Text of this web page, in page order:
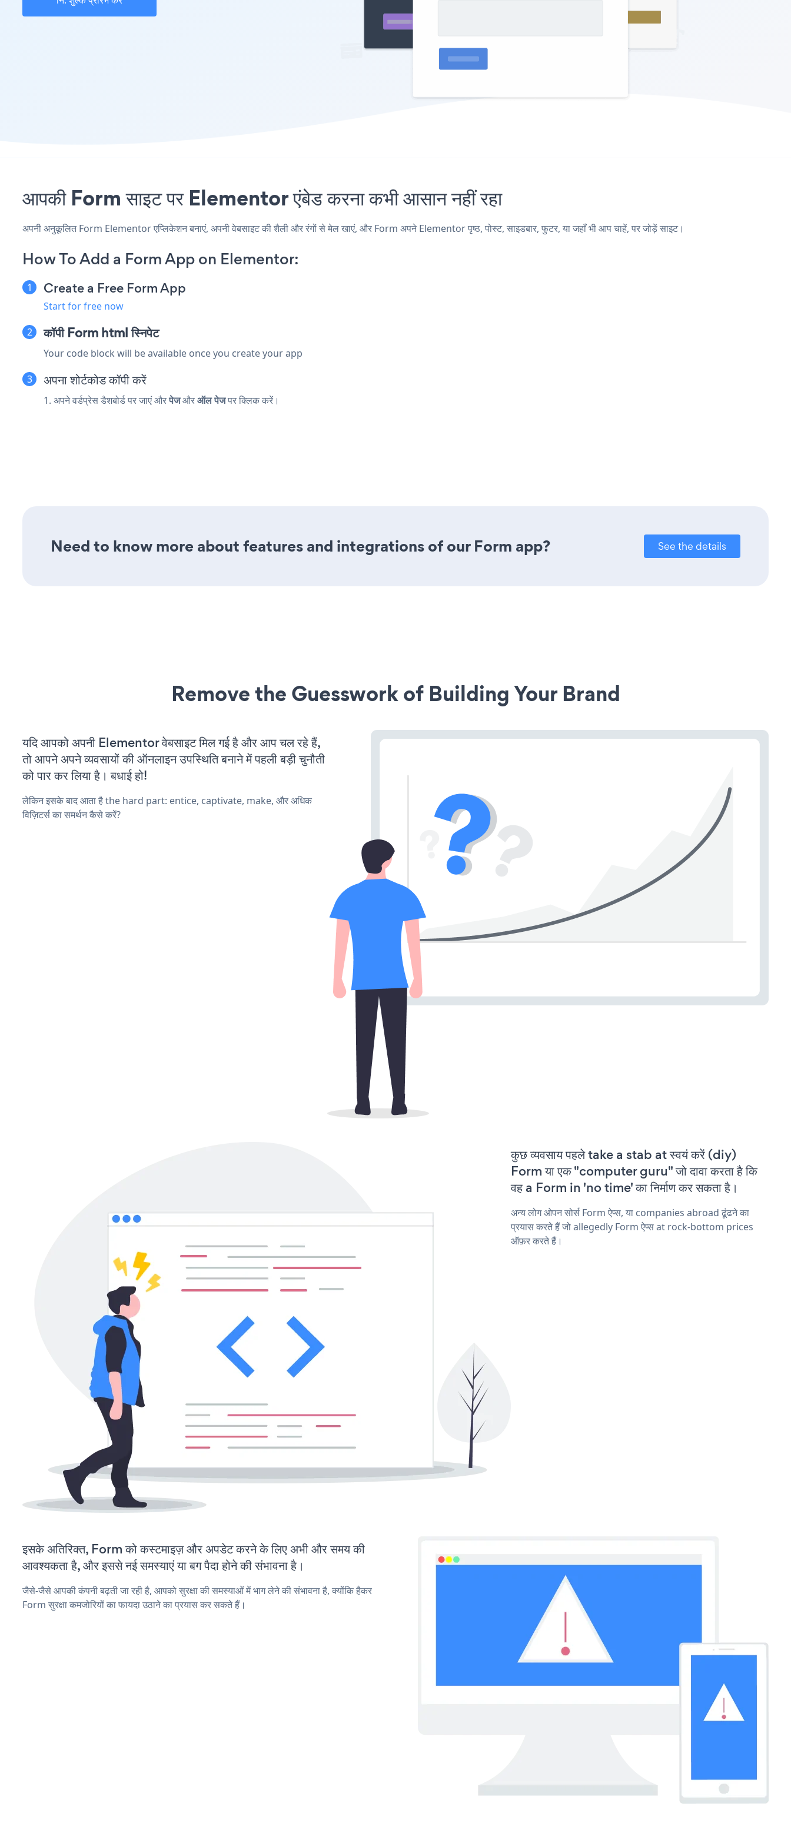
आपकी Form साइट पर Elementor एंबेड करना कभी आसान नहीं रहा
अपनी अनुकूलित Form Elementor एप्लिकेशन बनाएं, अपनी वेबसाइट की शैली और रंगों से मेल खाएं, और Form अपने Elementor पृष्ठ, पोस्ट, साइडबार, फुटर, या जहाँ भी आप चाहें, पर जोड़ें साइट।
How To Add a Form App on Elementor:
Create a Free Form App
Start for free now
कॉपी Form html स्निपेट
Your code block will be available once you create your app
अपना शोर्टकोड कॉपी करें
1. अपने वर्डप्रेस डैशबोर्ड पर जाएं औरपेजऔरऑल पेजपर क्लिक करें।
Need to know more about features and integrations of our Form app? See the details
Remove the Guesswork of Building Your Brand
यदि आपको अपनी Elementor वेबसाइट मिल गई है और आप चल रहे हैं,
तो आपने अपने व्यवसायों की ऑनलाइन उपस्थिति बनाने में पहली बड़ी चुनौती
को पार कर लिया है। बधाई हो!
लेकिन इसके बाद आता है the hard part: entice, captivate, make, और अधिक
विज़िटर्स का समर्थन कैसे करें?
कुछ व्यवसाय पहले take a stab at स्वयं करें (diy)
Form या एक "computer guru" जो दावा करता है कि
वह a Form in 'no time' का निर्माण कर सकता है।
अन्य लोग ओपन सोर्स Form ऐप्स, या companies abroad ढूंढने का
प्रयास करते हैं जो allegedly Form ऐप्स at rock-bottom prices
ऑफ़र करते हैं।
इसके अतिरिक्त, Form को कस्टमाइज़ और अपडेट करने के लिए अभी और समय की
आवश्यकता है, और इससे नई समस्याएं या बग पैदा होने की संभावना है।
जैसे-जैसे आपकी कंपनी बढ़ती जा रही है, आपको सुरक्षा की समस्याओं में भाग लेने की संभावना है, क्योंकि हैकर
Form सुरक्षा कमजोरियों का फायदा उठाने का प्रयास कर सकते हैं।